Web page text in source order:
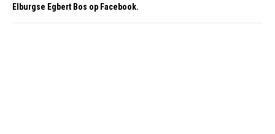
Elburgse Egbert Bos op Facebook.